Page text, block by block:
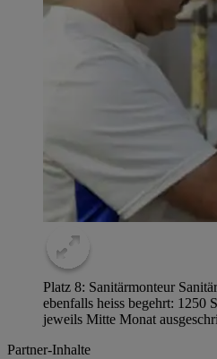
Platz 8: Sanitärmonteur
ebenfalls heiss begehrt: 1250
jeweils Mitte Monat
Partner-Inhalte